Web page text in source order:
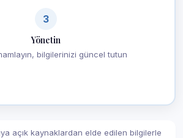
3
Yönetin
bilgilerinizi güncel tutun
açık kaynaklardan elde edilen bilgilerle